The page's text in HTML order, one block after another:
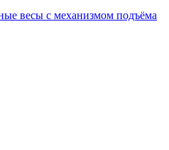
весы с механизмом подъёма